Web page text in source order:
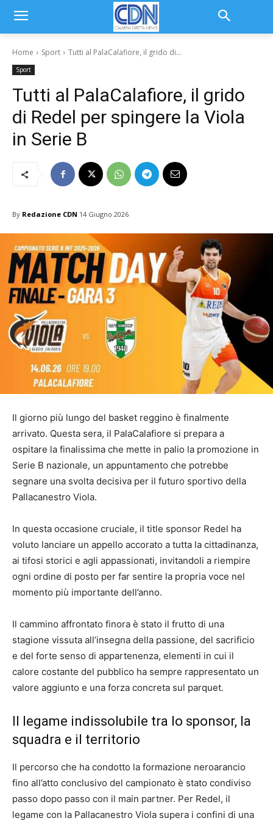
Home Sport Tutti al PalaCalafiore, il grido di...
Sport
Tutti al PalaCalafiore, il grido
di Redel per spingere la Viola
in Serie B
By Redazione CDN 14 Giugno 2026
Il giorno più lungo del basket reggino è finalmente
arrivato. Questa sera, il PalaCalafiore si prepara a
ospitare la finalissima che mette in palio la promozione in
Serie B nazionale, un appuntamento che potrebbe
segnare una svolta decisiva per il futuro sportivo della
Pallacanestro Viola.
In questa occasione cruciale, il title sponsor Redel ha
voluto lanciare un appello accorato a tutta la cittadinanza,
ai tifosi storici e agli appassionati, invitandoli a riempire
ogni ordine di posto per far sentire la propria voce nel
momento più importante dell’anno.
Il cammino affrontato finora è stato il frutto di una
stagione vissuta all’insegna della passione, del sacrificio
e del forte senso di appartenenza, elementi in cui il
calore costante del pubblico ha sempre rappresentato un
valore aggiunto e una forza concreta sul parquet.
Il legame indissolubile tra lo sponsor, la
squadra e il territorio
Il percorso che ha condotto la formazione neroarancio
fino all’atto conclusivo del campionato è stato condiviso
passo dopo passo con il main partner. Per Redel, il
legame con la Pallacanestro Viola supera i confini di una